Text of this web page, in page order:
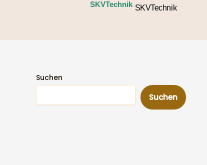
SKVTechnik SKVTechnik
Suchen
Suchen